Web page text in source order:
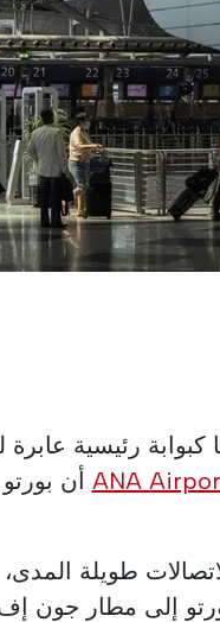
رئيسية عابرة
ANA أن بورتو ستقدم
طويلة المدى،
إلى مطار جون